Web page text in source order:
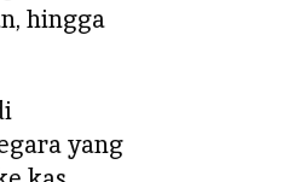
hingga
yang